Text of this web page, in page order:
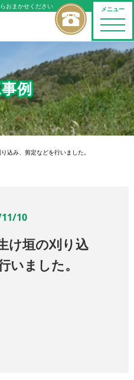
メニュー
toggle
おまかせください
例
込み、剪定などを行いました。
10
け垣の刈り込
いました。